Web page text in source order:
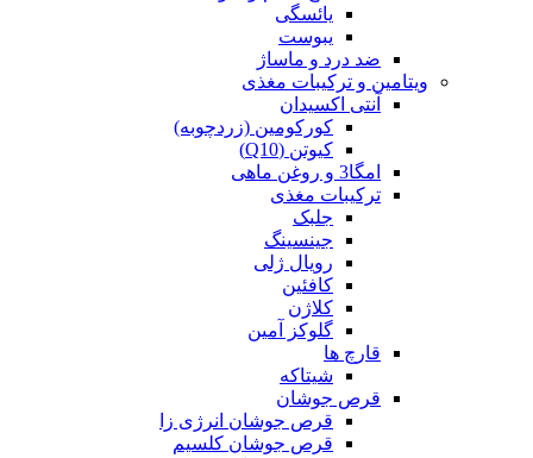
یائسگی
یبوست
ضد درد و ماساژ
ویتامین و ترکیبات مغذی
آنتی اکسیدان
کورکومین (زردچوبه)
کیوتن (Q10)
امگا3 و روغن ماهی
ترکیبات مغذی
جلبک
جینسینگ
رویال ژلی
کافئین
کلاژن
گلوکز آمین
قارچ ها
شیتاکه
قرص جوشان
قرص جوشان انرژی زا
قرص جوشان کلسیم